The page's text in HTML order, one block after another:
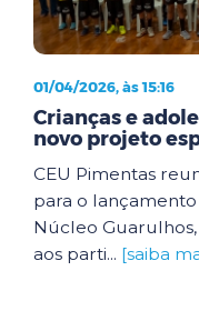
01/04/2026, às 15:16
Crianças e
novo projeto
CEU Pimentas
para o
Núcleo
aos parti... [saiba